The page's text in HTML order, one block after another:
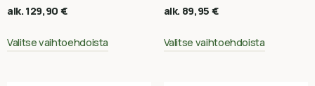
alk. 129,90 €
Valitse vaihtoehdoista
alk. 89,95 €
Valitse vaihtoehdoista